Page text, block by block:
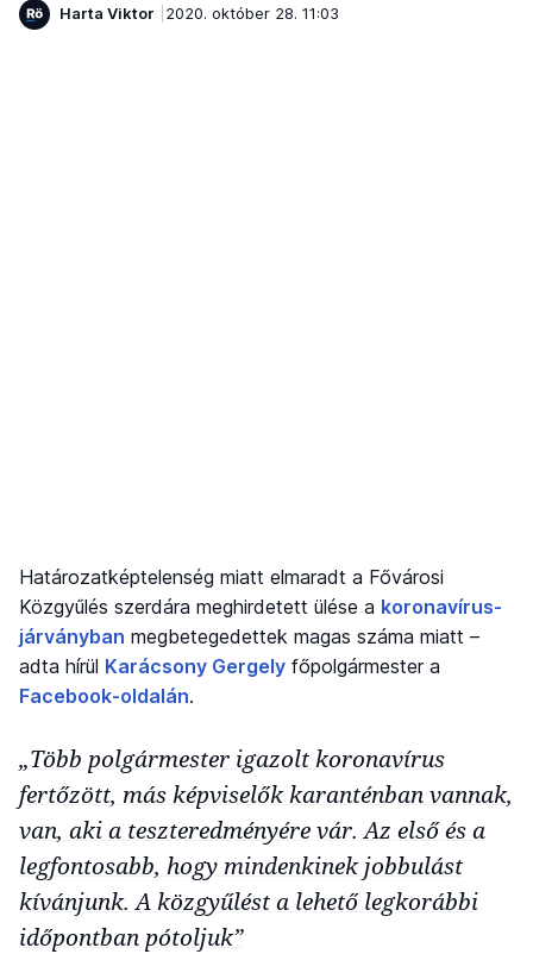
Harta Viktor
2020. október 28. 11:03
Határozatképtelenség miatt elmaradt a Fővárosi
Közgyűlés szerdára meghirdetett ülése a koronavírus-
járványban megbetegedettek magas száma miatt –
adta hírül Karácsony Gergely főpolgármester a
Facebook-oldalán.
„Több polgármester igazolt koronavírus
fertőzött, más képviselők karanténban vannak,
van, aki a teszteredményére vár. Az első és a
legfontosabb, hogy mindenkinek jobbulást
kívánjunk. A közgyűlést a lehető legkorábbi
időpontban pótoljuk”